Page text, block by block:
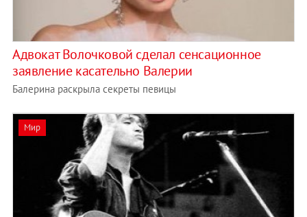
Адвокат Волочковой сделал сенсационное
заявление касательно Валерии
Балерина раскрыла секреты певицы
Мир